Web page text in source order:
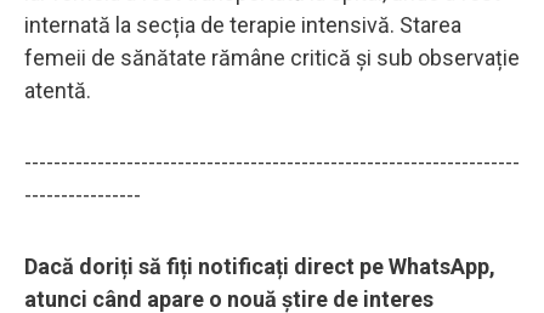
internată la secția de terapie intensivă. Starea
femeii de sănătate rămâne critică și sub observație
atentă.
--------------------------------------------------------------------
----------------
Dacă doriți să fiți notificați direct pe WhatsApp,
atunci când apare o nouă știre de interes